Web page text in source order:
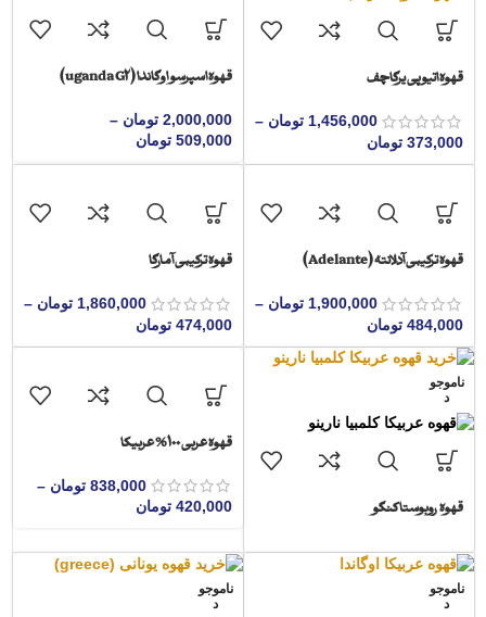
قهوه اتیوپی یرگاچف
1,456,000 تومان –
373,000 تومان
قهوه اسپرسو اوگاندا (uganda G2)
2,000,000 تومان –
509,000 تومان
قهوه ترکیبی آدلانته (Adelante)
1,900,000 تومان –
484,000 تومان
قهوه ترکیبی آمارگا
1,860,000 تومان –
474,000 تومان
ناموجو
د
قهوه روبوستا کنگو
قهوه عربی 100% عربیکا
838,000 تومان –
420,000 تومان
ناموجو
د
ناموجو
د